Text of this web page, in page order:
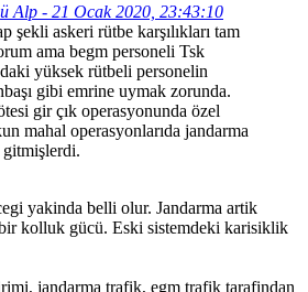
Alp - 21 Ocak 2020, 23:43:10
şekli askeri rütbe karşılıkları tam
ama begm personeli Tsk
yüksek rütbeli personelin
gibi emrine uymak zorunda.
gir çık operasyonunda özel
mahal operasyonlarıda jandarma
gitmişlerdi.
yakinda belli olur. Jandarma artik
kolluk gücü. Eski sistemdeki karisiklik
jandarma trafik, egm trafik tarafindan